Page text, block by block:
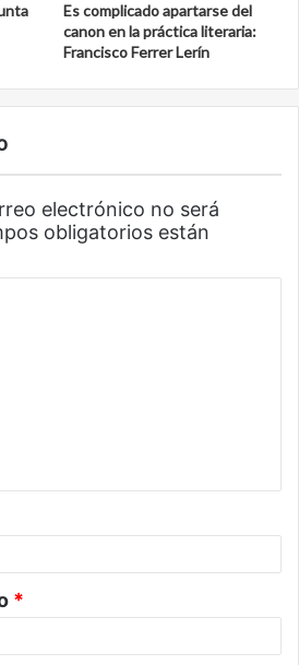
Es complicado apartarse del
canon en la práctica literaria:
Francisco Ferrer Lerín
electrónico no será
obligatorios están
*